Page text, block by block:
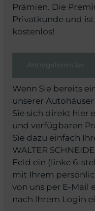
Prämien. Die
Privatkunde und
kostenlos!
Antragsformular
Wenn Sie bereits
unserer
Sie sich direkt hier
und verfügbaren
Sie dazu einfach
WALTER
Feld ein (linke 6-
mit Ihrem
von uns per E-Mail
nach Ihrem Login